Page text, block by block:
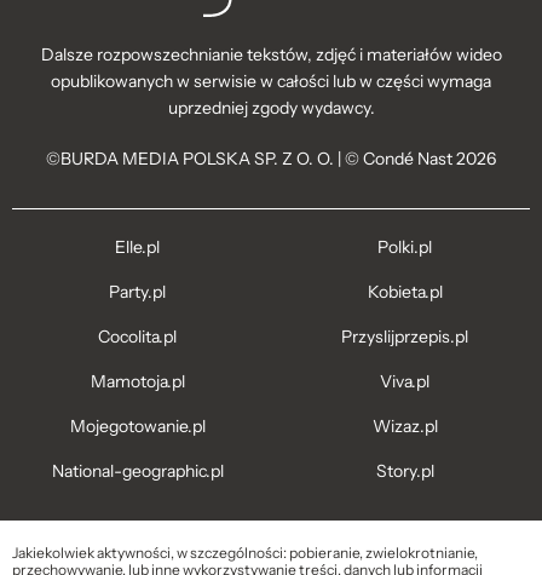
Dalsze rozpowszechnianie tekstów, zdjęć i materiałów wideo
opublikowanych w serwisie w całości lub w części wymaga
uprzedniej zgody wydawcy.
©BURDA MEDIA POLSKA SP. Z O. O. | © Condé Nast 2026
Elle.pl
Party.pl
Cocolita.pl
Mamotoja.pl
Mojegotowanie.pl
National-geographic.pl
Polki.pl
Kobieta.pl
Przyslijprzepis.pl
Viva.pl
Wizaz.pl
Story.pl
Jakiekolwiek aktywności, w szczególności: pobieranie, zwielokrotnianie,
przechowywanie, lub inne wykorzystywanie treści, danych lub informacji